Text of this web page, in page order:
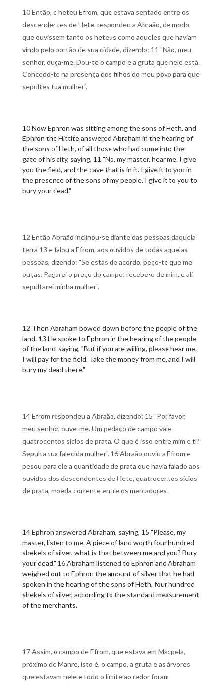
10 Então, o heteu Efrom, que estava sentado entre os
descendentes de Hete, respondeu a Abraão, de modo
que ouvissem tanto os heteus como aqueles que haviam
vindo pelo portão de sua cidade, dizendo: 11 "Não, meu
senhor, ouça-me. Dou-te o campo e a gruta que nele está.
Concedo-te na presença dos filhos do meu povo para que
sepultes tua mulher".
10 Now Ephron was sitting among the sons of Heth, and
Ephron the Hittite answered Abraham in the hearing of
the sons of Heth, of all those who had come into the
gate of his city, saying, 11 "No, my master, hear me. I give
you the field, and the cave that is in it. I give it to you in
the presence of the sons of my people. I give it to you to
bury your dead."
12 Então Abraão inclinou-se diante das pessoas daquela
terra 13 e falou a Efrom, aos ouvidos de todas aquelas
pessoas, dizendo: "Se estás de acordo, peço-te que me
ouças. Pagarei o preço do campo; recebe-o de mim, e ali
sepultarei minha mulher".
12 Then Abraham bowed down before the people of the
land. 13 He spoke to Ephron in the hearing of the people
of the land, saying, "But if you are willing, please hear me.
I will pay for the field. Take the money from me, and I will
bury my dead there."
14 Efrom respondeu a Abraão, dizendo: 15 "Por favor,
meu senhor, ouve-me. Um pedaço de campo vale
quatrocentos siclos de prata. O que é isso entre mim e ti?
Sepulta tua falecida mulher". 16 Abraão ouviu a Efrom e
pesou para ele a quantidade de prata que havia falado aos
ouvidos dos descendentes de Hete, quatrocentos siclos
de prata, moeda corrente entre os mercadores.
14 Ephron answered Abraham, saying, 15 "Please, my
master, listen to me. A piece of land worth four hundred
shekels of silver, what is that between me and you? Bury
your dead." 16 Abraham listened to Ephron and Abraham
weighed out to Ephron the amount of silver that he had
spoken in the hearing of the sons of Heth, four hundred
shekels of silver, according to the standard measurement
of the merchants.
17 Assim, o campo de Efrom, que estava em Macpela,
próximo de Manre, isto é, o campo, a gruta e as árvores
que estavam nele e todo o limite ao redor foram